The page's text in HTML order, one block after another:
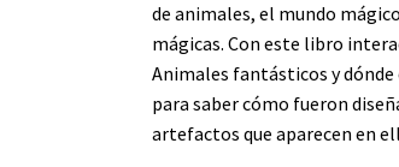
de animales, el mundo
mágicas. Con este libro
Animales fantásticos y
para saber cómo fueron
artefactos que aparecen en